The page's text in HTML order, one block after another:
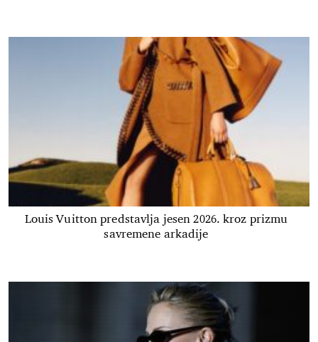
Louis Vuitton predstavlja jesen 2026. kroz prizmu
savremene arkadije